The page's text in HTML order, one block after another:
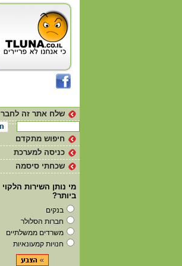
שלח אתר זה לחבר
חיפוש מתקדם
כניסה למערכת
שכחתי סיסמה
מי נותן השירות הלקוי
ביותר?
בנקים
חברות הסלולר
משרדים ממשלתיים
חנויות קמעונאיות